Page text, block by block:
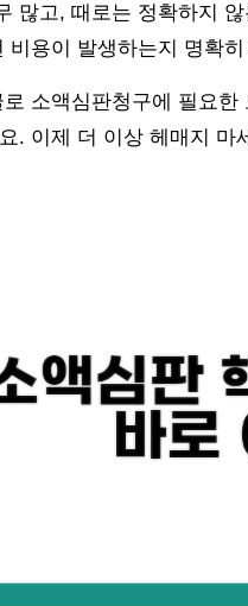
많고, 때로는 정확하지
비용이 발생하는지 명확
소액심판청구에 필요
. 이제 더 이상 헤매지 마